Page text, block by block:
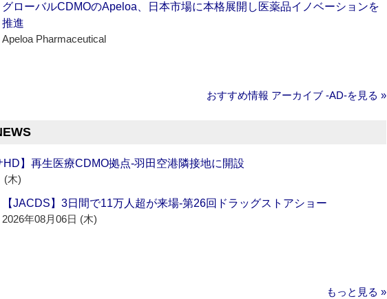
グローバルCDMOのApeloa、日本市場に本格展開し医薬品イノベーションを
推進
Apeloa Pharmaceutical
おすすめ情報 アーカイブ ‐AD‐を見る »
HD】再生医療CDMO拠点‐羽田空港隣接地に開設
(木)
【JACDS】3日間で11万人超が来場‐第26回ドラッグストアショー
2026年08月06日 (木)
もっと見る »